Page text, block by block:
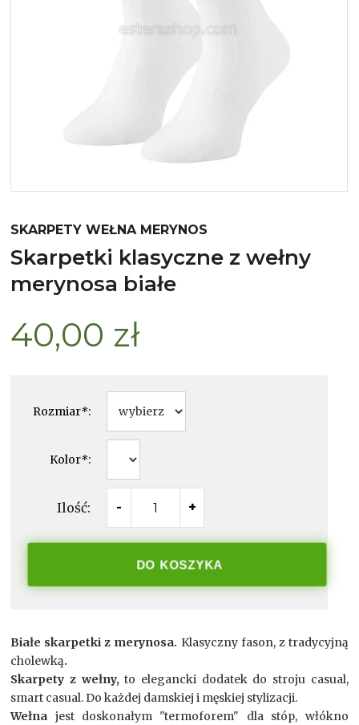
SKARPETY WEŁNA MERYNOS
skarpetki klasyczne z wełny
merynosa białe
40,00 zł
Rozmiar*:
Kolor*:
Ilość: - +
DO KOSZYKA
Białe skarpetki z merynosa. Klasyczny fason, z tradycyjną
cholewką.
Skarpety z wełny, to elegancki dodatek do stroju casual,
smart casual. Do każdej damskiej i męskiej stylizacji.
Wełna jest doskonałym "termoforem" dla stóp, włókno
Bawełna merceryzowana